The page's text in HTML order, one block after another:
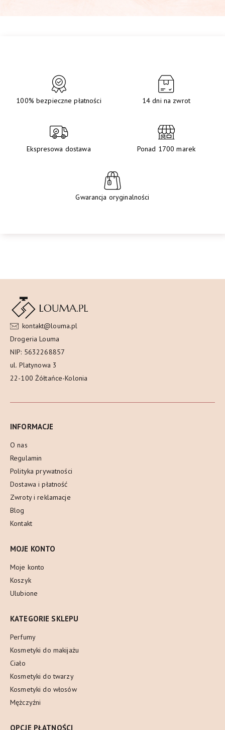
100% bezpieczne płatności 14 dni na zwrot
Ekspresowa dostawa Ponad 1700 marek
Gwarancja oryginalności
kontakt@louma.pl
Drogeria Louma
NIP: 5632268857
ul. Platynowa 3
22-100 Żółtańce-Kolonia
INFORMACJE
O nas
Regulamin
Polityka prywatności
Dostawa i płatność
Zwroty i reklamacje
Blog
Kontakt
MOJE KONTO
Moje konto
Koszyk
Ulubione
KATEGORIE SKLEPU
Perfumy
Kosmetyki do makijażu
Ciało
Kosmetyki do twarzy
Kosmetyki do włosów
Mężczyźni
OPCJE PŁATNOŚCI